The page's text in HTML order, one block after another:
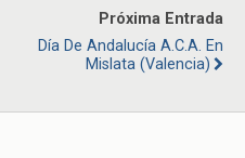
Próxima Entrada
Día De Andalucía A.C.A. En
Mislata (Valencia)